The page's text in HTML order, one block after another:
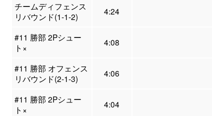
チームディフェンス
リバウンド(1-1-2)
4:24
#11 勝部 2Pシュー
ト×
4:08
#11 勝部 オフェンス
リバウンド(2-1-3)
4:06
#11 勝部 2Pシュー
ト×
4:04